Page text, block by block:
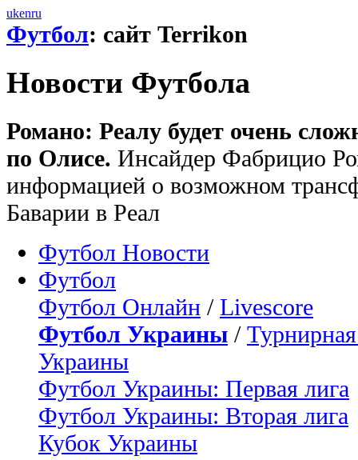
ukenru
Футбол: сайт Terrikon
Новости Футбола
Романо: Реалу будет очень
по Олисе. Инсайдер Фабрицио
информацией о возможном
Баварии в Реал
Футбол Новости
Футбол
Футбол Онлайн / Livescore
Футбол Украины /
Украины
Футбол Украины: Первая лига
Футбол Украины: Вторая лига
Кубок Украины